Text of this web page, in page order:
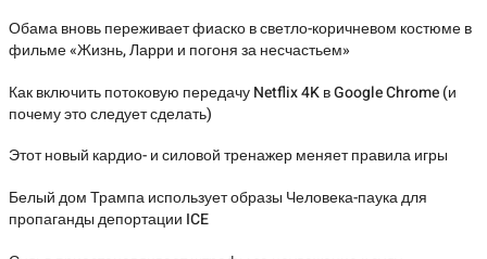
Обама вновь переживает фиаско в светло-коричневом костюме в
фильме «Жизнь, Ларри и погоня за несчастьем»
Как включить потоковую передачу Netflix 4K в Google Chrome (и
почему это следует сделать)
Этот новый кардио- и силовой тренажер меняет правила игры
Белый дом Трампа использует образы Человека-паука для
пропаганды депортации ICE